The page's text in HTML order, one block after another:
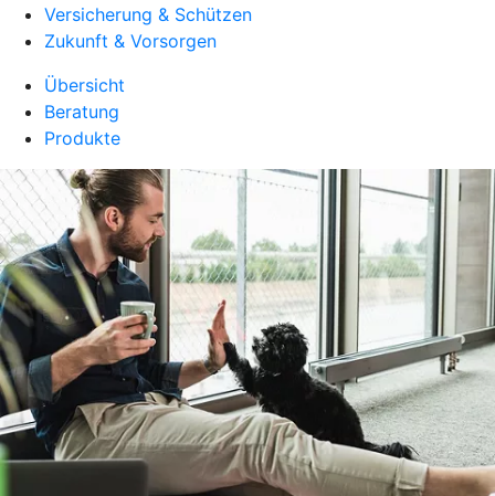
Versicherung & Schützen
Zukunft & Vorsorgen
Übersicht
Beratung
Produkte